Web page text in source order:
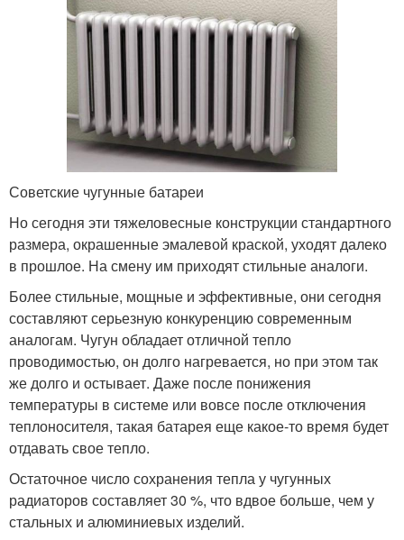
Советские чугунные батареи
Но сегодня эти тяжеловесные конструкции стандартного
размера, окрашенные эмалевой краской, уходят далеко
в прошлое. На смену им приходят стильные аналоги.
Более стильные, мощные и эффективные, они сегодня
составляют серьезную конкуренцию современным
аналогам. Чугун обладает отличной тепло
проводимостью, он долго нагревается, но при этом так
же долго и остывает. Даже после понижения
температуры в системе или вовсе после отключения
теплоносителя, такая батарея еще какое-то время будет
отдавать свое тепло.
Остаточное число сохранения тепла у чугунных
радиаторов составляет 30 %, что вдвое больше, чем у
стальных и алюминиевых изделий.